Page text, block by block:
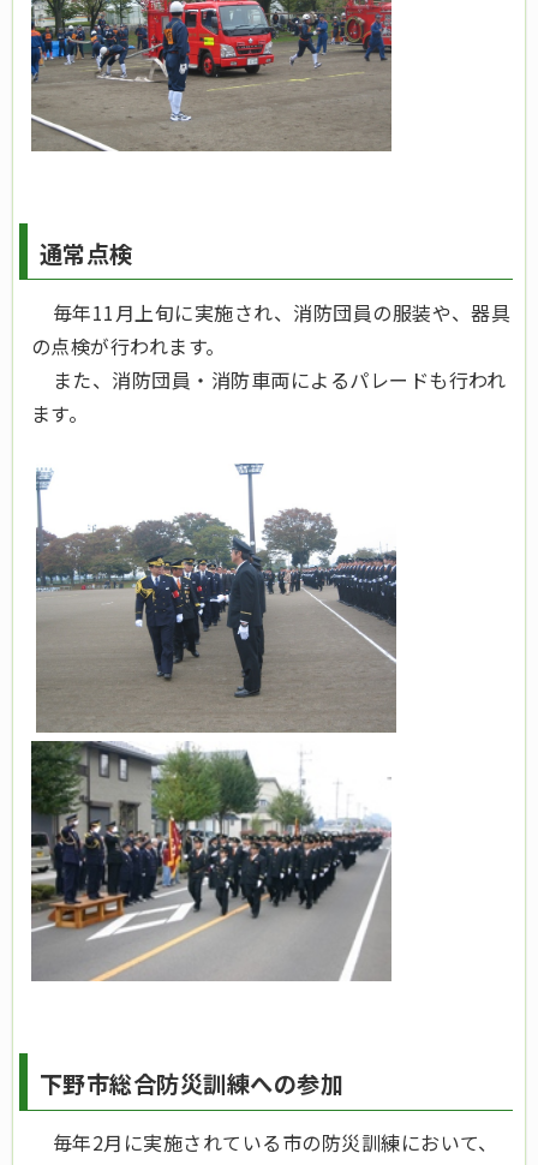
通常点検
毎年11月上旬に実施され、消防団員の服装や、器具
の点検が行われます。
また、消防団員・消防車両によるパレードも行われ
ます。
下野市総合防災訓練への参加
毎年2月に実施されている市の防災訓練において、